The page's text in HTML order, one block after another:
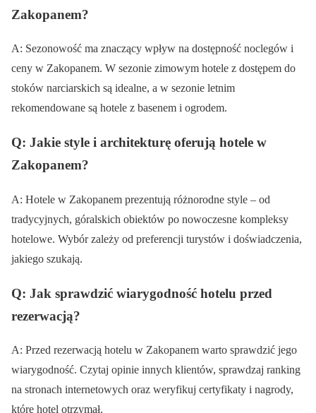
Zakopanem?
A: Sezonowość ma znaczący wpływ na dostępność noclegów i
ceny w Zakopanem. W sezonie zimowym hotele z dostępem do
stoków narciarskich są idealne, a w sezonie letnim
rekomendowane są hotele z basenem i ogrodem.
Q: Jakie style i architekturę oferują hotele w
Zakopanem?
A: Hotele w Zakopanem prezentują różnorodne style – od
tradycyjnych, góralskich obiektów po nowoczesne kompleksy
hotelowe. Wybór zależy od preferencji turystów i doświadczenia,
jakiego szukają.
Q: Jak sprawdzić wiarygodność hotelu przed
rezerwacją?
A: Przed rezerwacją hotelu w Zakopanem warto sprawdzić jego
wiarygodność. Czytaj opinie innych klientów, sprawdzaj ranking
na stronach internetowych oraz weryfikuj certyfikaty i nagrody,
które hotel otrzymał.